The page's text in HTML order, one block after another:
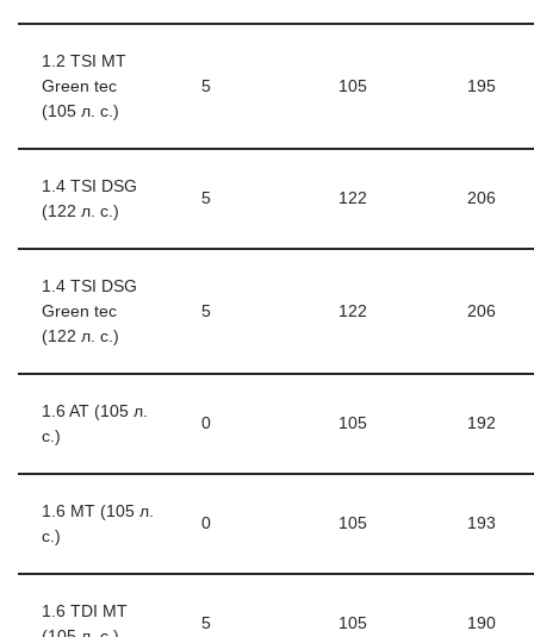
1.2 TSI MT
Green tec
(105 л. с.)
5 105 195
1.4 TSI DSG
(122 л. с.)
5 122 206
1.4 TSI DSG
Green tec
(122 л. с.)
5 122 206
1.6 AT (105 л.
с.)
0 105 192
1.6 MT (105 л.
с.)
0 105 193
1.6 TDI MT
5 105 190